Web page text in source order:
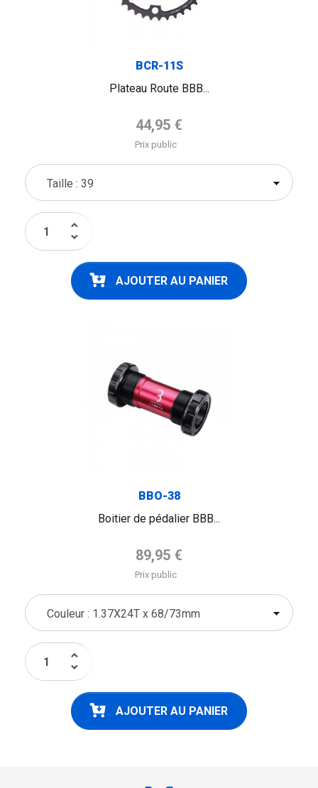
BCR-11S
Plateau Route BBB...
Prix de base
44,95 €
Prix public
keyboard_arrow_up
keyboard_arrow_down
AJOUTER AU PANIER
BBO-38
Boitier de pédalier BBB...
Prix de base
89,95 €
Prix public
keyboard_arrow_up
keyboard_arrow_down
AJOUTER AU PANIER